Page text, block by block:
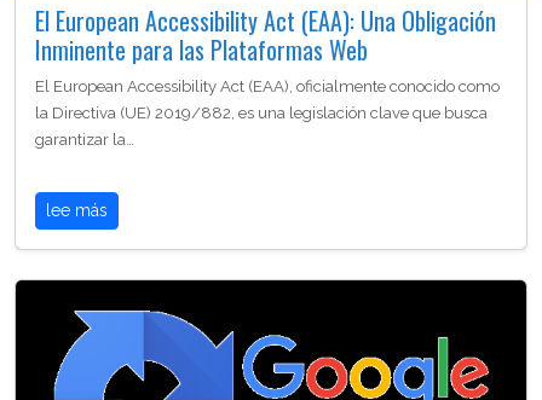
El European Accessibility Act (EAA): Una Obligación
Inminente para las Plataformas Web
El European Accessibility Act (EAA), oficialmente conocido como
la Directiva (UE) 2019/882, es una legislación clave que busca
garantizar la…
lee más